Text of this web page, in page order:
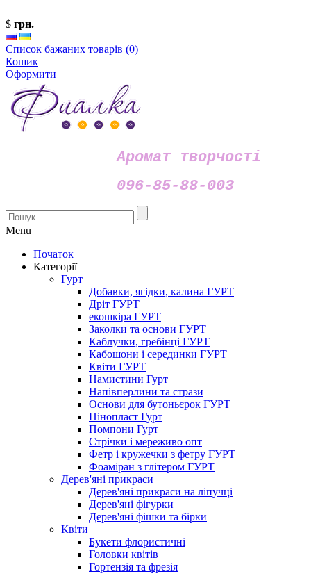
$ грн.
Список бажаних товарів (0)
Кошик
Оформити
Аромат творчості
096-85-88-003
Menu
Початок
Категорії
Гурт
Добавки, ягідки, калина ГУРТ
Дріт ГУРТ
екошкіра ГУРТ
Заколки та основи ГУРТ
Каблучки, гребінці ГУРТ
Кабошони і серединки ГУРТ
Квіти ГУРТ
Намистини Гурт
Напівперлини та стрази
Основи для бутоньєрок ГУРТ
Пінопласт Гурт
Помпони Гурт
Стрічки і мереживо опт
Фетр і кружечки з фетру ГУРТ
Фоаміран з глітером ГУРТ
Дерев'яні прикраси
Дерев'яні прикраси на ліпучці
Дерев'яні фігурки
Дерев'яні фішки та бірки
Квіти
Букети флористичні
Головки квітів
Гортензія та фрезія